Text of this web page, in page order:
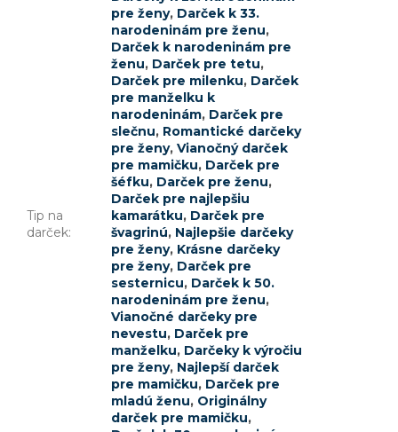
Tip na
darček:
pre ženy, Darček k 33.
narodeninám pre ženu,
Darček k narodeninám pre
ženu, Darček pre tetu,
Darček pre milenku, Darček
pre manželku k
narodeninám, Darček pre
slečnu, Romantické darčeky
pre ženy, Vianočný darček
pre mamičku, Darček pre
šéfku, Darček pre ženu,
Darček pre najlepšiu
kamarátku, Darček pre
švagrinú, Najlepšie darčeky
pre ženy, Krásne darčeky
pre ženy, Darček pre
sesternicu, Darček k 50.
narodeninám pre ženu,
Vianočné darčeky pre
nevestu, Darček pre
manželku, Darčeky k výročiu
pre ženy, Najlepší darček
pre mamičku, Darček pre
mladú ženu, Originálny
darček pre mamičku,